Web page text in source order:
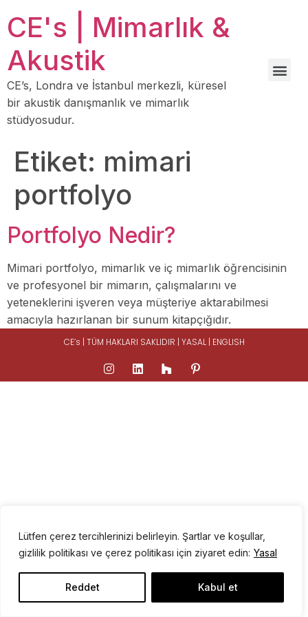
Lütfen çerez tercihlerinizi belirleyin. Şartlar ve koşullar,
gizlilik politikası ve çerez politikası için ziyaret edin: Yasal
Reddet Kabul et
CE's | Mimarlık &
Akustik
CE’s, Londra ve İstanbul merkezli, küresel
bir akustik danışmanlık ve mimarlık
stüdyosudur.
Etiket: mimari
portfolyo
Portfolyo Nedir?
Mimari portfolyo, mimarlık ve iç mimarlık öğrencisinin
ve profesyonel bir mimarın, çalışmalarını ve
yeteneklerini işveren veya müşteriye aktarabilmesi
amacıyla hazırlanan bir sunum kitapçığıdır.
CE’s | TÜM HAKLARI SAKLIDIR | YASAL | ENGLISH